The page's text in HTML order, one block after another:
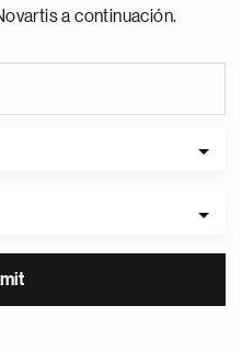
a continuación.